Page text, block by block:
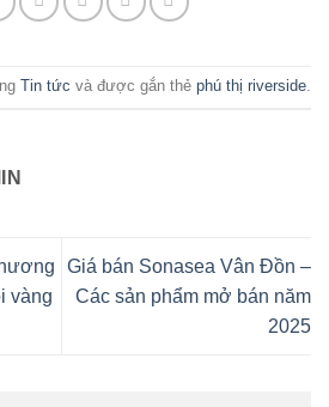
Tin tức và được gắn thẻ phú thị riverside.
vàng
Giá bán Sonasea Vân Đồn –
Các sản phẩm mở bán năm
2025